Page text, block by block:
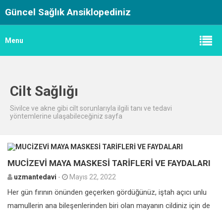
Güncel Sağlık Ansiklopediniz
Menu
Cilt Sağlığı
Sivilce ve akne gibi cilt sorunlarıyla ilgili tanı ve tedavi
yöntemlerine ulaşabileceğiniz sayfa
MUCİZEVİ MAYA MASKESİ TARİFLERİ VE FAYDALARI
uzmantedavi - Mayıs 22, 2022
Her gün fırının önünden geçerken gördüğünüz, iştah açıcı unlu
mamullerin ana bileşenlerinden biri olan mayanın cildiniz için de